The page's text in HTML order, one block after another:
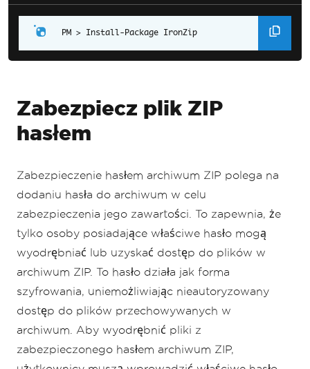
Install-Package IronZip
Zabezpiecz plik ZIP
hasłem
Zabezpieczenie hasłem archiwum ZIP polega na
dodaniu hasła do archiwum w celu
zabezpieczenia jego zawartości. To zapewnia, że
tylko osoby posiadające właściwe hasło mogą
wyodrębniać lub uzyskać dostęp do plików w
archiwum ZIP. To hasło działa jak forma
szyfrowania, uniemożliwiając nieautoryzowany
dostęp do plików przechowywanych w
archiwum. Aby wyodrębnić pliki z
zabezpieczonego hasłem archiwum ZIP,